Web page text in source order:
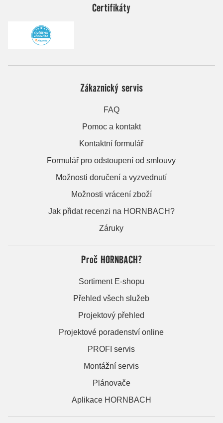
Certifikáty
Zákaznický servis
FAQ
Pomoc a kontakt
Kontaktní formulář
Formulář pro odstoupení od smlouvy
Možnosti doručení a vyzvednutí
Možnosti vrácení zboží
Jak přidat recenzi na HORNBACH?
Záruky
Proč HORNBACH?
Sortiment E-shopu
Přehled všech služeb
Projektový přehled
Projektové poradenství online
PROFI servis
Montážní servis
Plánovače
Aplikace HORNBACH